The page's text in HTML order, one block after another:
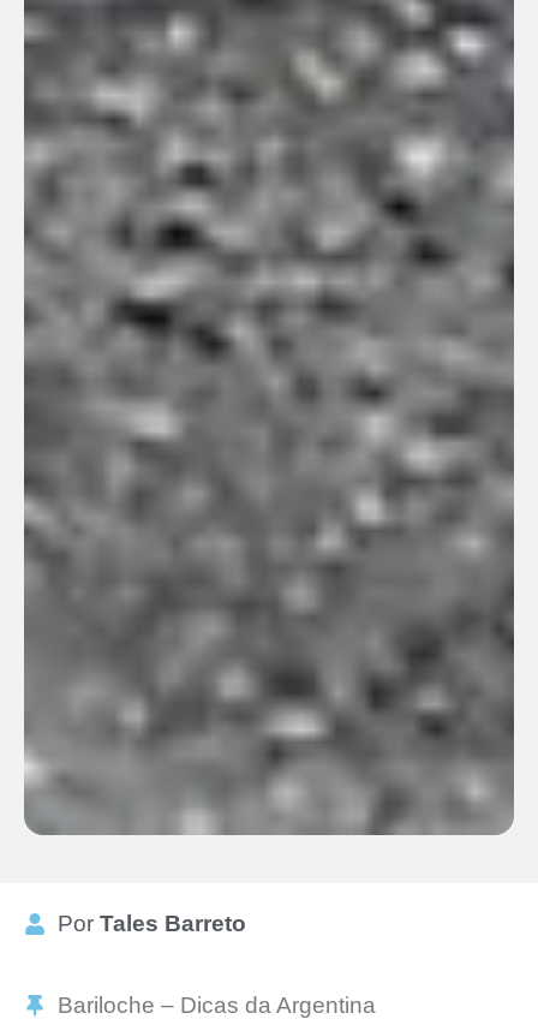
Por Tales Barreto
Bariloche – Dicas da Argentina